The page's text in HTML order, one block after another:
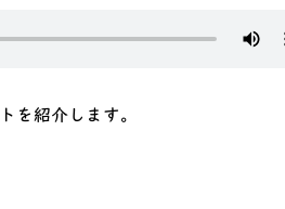
を紹介します。